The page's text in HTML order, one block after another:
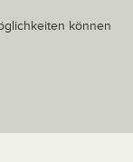
können